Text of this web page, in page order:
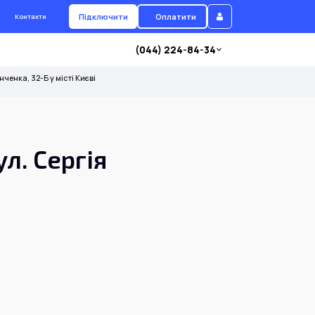
Контакти Підключити Оплатити
(044) 224-84-34
32-Б у місті Києві
Сергія